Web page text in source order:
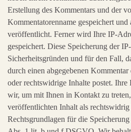
Erstellung des Kommentars und der
Kommentatorenname gespeichert und
veröffentlicht. Ferner wird Ihre IP-
gespeichert. Diese Speicherung der
Sicherheitsgründen und für den Fall,
durch einen abgegebenen
oder rechtswidrige Inhalte postet. Ihre
wir, um mit Ihnen in Kontakt zu
veröffentlichten Inhalt als rechtswidrig
Rechtsgrundlagen für die